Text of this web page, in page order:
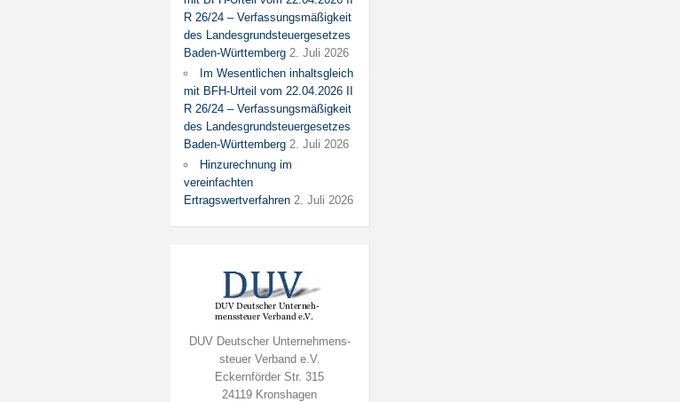
R 26/24 – Verfassungsmäßigkeit
des Landesgrundsteuergesetzes
Baden-Württemberg 2. Juli 2026
Im Wesentlichen inhaltsgleich
mit BFH-Urteil vom 22.04.2026 II
R 26/24 – Verfassungsmäßigkeit
des Landesgrundsteuergesetzes
Baden-Württemberg 2. Juli 2026
Hinzurechnung im
vereinfachten
Ertragswertverfahren 2. Juli 2026
DUV Deutscher Unternehmens-
steuer Verband e.V.
Eckernförder Str. 315
24119 Kronshagen